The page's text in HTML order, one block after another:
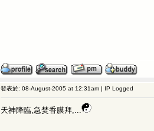
發表於: 08-August-2005 at 12:31am | IP Logged
天神降臨,急焚香膜拜,...